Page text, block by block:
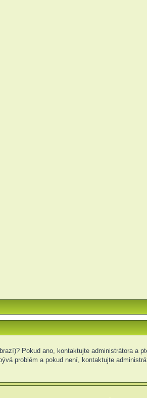
Pokud ano, kontaktujte administrátora a
problém a pokud není, kontaktujte